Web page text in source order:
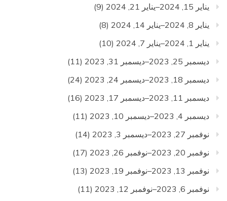
يناير 15, 2024–يناير 21, 2024
(9)
يناير 8, 2024–يناير 14, 2024
(8)
يناير 1, 2024–يناير 7, 2024
(10)
ديسمبر 25, 2023–ديسمبر 31, 2023
(11)
ديسمبر 18, 2023–ديسمبر 24, 2023
(24)
ديسمبر 11, 2023–ديسمبر 17, 2023
(16)
ديسمبر 4, 2023–ديسمبر 10, 2023
(11)
نوفمبر 27, 2023–ديسمبر 3, 2023
(14)
نوفمبر 20, 2023–نوفمبر 26, 2023
(17)
نوفمبر 13, 2023–نوفمبر 19, 2023
(13)
نوفمبر 6, 2023–نوفمبر 12, 2023
(11)